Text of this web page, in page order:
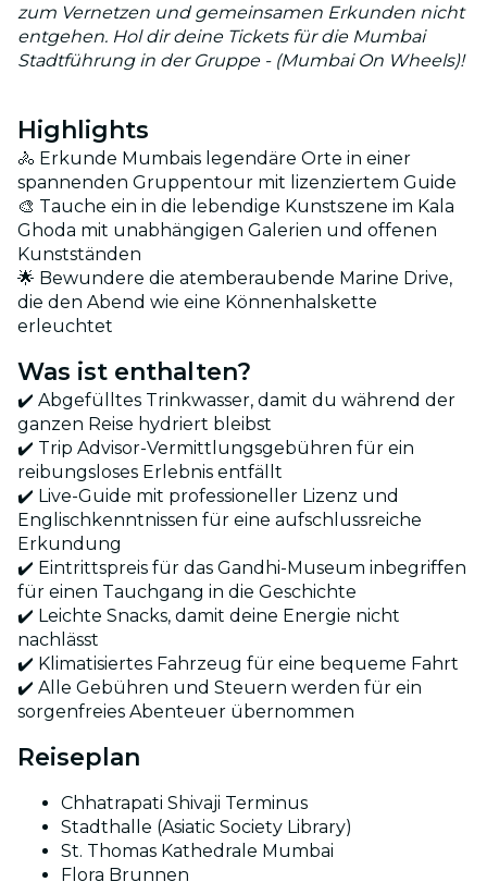
zum Vernetzen und gemeinsamen Erkunden nicht
entgehen. Hol dir deine Tickets für die Mumbai
Stadtführung in der Gruppe - (Mumbai On Wheels)!
Highlights
🚴 Erkunde Mumbais legendäre Orte in einer
spannenden Gruppentour mit lizenziertem Guide
🎨 Tauche ein in die lebendige Kunstszene im Kala
Ghoda mit unabhängigen Galerien und offenen
Kunstständen
🌟 Bewundere die atemberaubende Marine Drive,
die den Abend wie eine Könnenhalskette
erleuchtet
Was ist enthalten?
✔️ Abgefülltes Trinkwasser, damit du während der
ganzen Reise hydriert bleibst
✔️ Trip Advisor-Vermittlungsgebühren für ein
reibungsloses Erlebnis entfällt
✔️ Live-Guide mit professioneller Lizenz und
Englischkenntnissen für eine aufschlussreiche
Erkundung
✔️ Eintrittspreis für das Gandhi-Museum inbegriffen
für einen Tauchgang in die Geschichte
✔️ Leichte Snacks, damit deine Energie nicht
nachlässt
✔️ Klimatisiertes Fahrzeug für eine bequeme Fahrt
✔️ Alle Gebühren und Steuern werden für ein
sorgenfreies Abenteuer übernommen
Reiseplan
Chhatrapati Shivaji Terminus
Stadthalle (Asiatic Society Library)
St. Thomas Kathedrale Mumbai
Flora Brunnen